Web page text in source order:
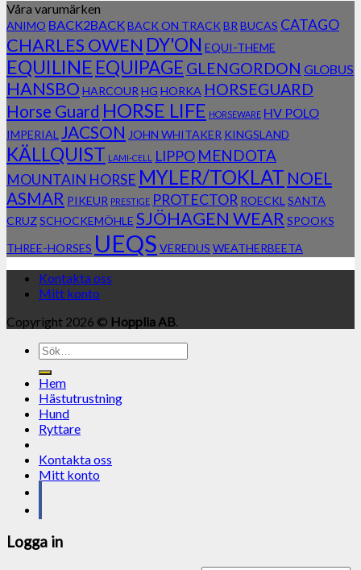
Våra varumärken
ANIMO BACK2BACKBACK ON TRACK BR BUCAS CATAGO
CHARLES OWEN DY'ON EQUI-THEME
EQUILINE EQUIPAGE GLENGORDON GLOBUS
HANSBO HARCOUR HG HORKA HORSEGUARD
Horse Guard HORSE LIFE HORSEWARE HV POLO
IMPERIAL JACSON JOHN WHITAKER KINGSLAND
KÄLLQUIST LAMI-CELL LIPPO MENDOTA
MOUNTAIN HORSE MYLER/TOKLAT NOEL
ASMAR PIKEUR PRESTIGE PROTECTOR ROECKL SANTA
CRUZSCHOCKEMÖHLE SJÖHAGEN WEAR SPOOKS
THREE-HORSES UEQS VEREDUS WEATHERBEETA
Kontakta oss
Mitt konto
Copyright 2026 © Hopplia AB.
Sök
efter:
Hem
Hästutrustning
Hund
Ryttare
Kontakta oss
Mitt konto
Logga in